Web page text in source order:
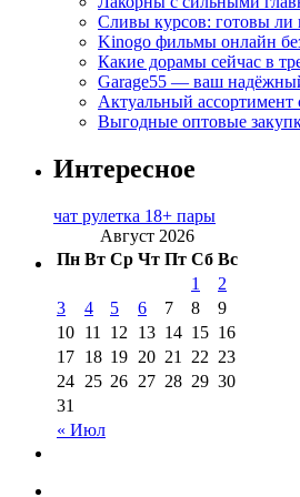
Сливы курсов: готовы ли
Kinogo фильмы онлайн
Какие дорамы сейчас в
Garage55 — ваш
Актуальный ассортимент
Выгодные оптовые
Интересное
чат рулетка 18+ пары
Август 2026
Пн Вт Ср Чт Пт Сб Вс
« Июл
1
2
3
4 5 6 7 8
9
10 11 12 13 14 15 16
17 18 19 20 21 22 23
24 25 26 27 28 29 30
31